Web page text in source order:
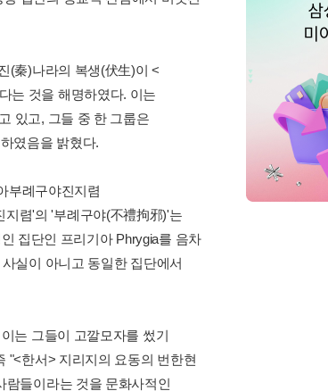
(秦)나라의 복생(伏生)이 <
는 것을 해명하였다. 이는
있고, 그들 중 한 그룹은
였음을 밝혔다.
부례구야진지렴
렴'의 '부례구야(不禮拘邪)'는
집단인 프리기아 Phrygia를 음차
실이 아니고 동일한 집단에서
는 그들이 고깔모자를 썼기
"<한서> 지리지의 요동의 번한현
람들이라는 것을 문화사적인